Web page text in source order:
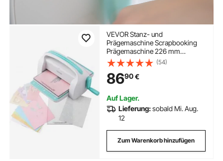
VEVOR Stanz- und
Prägemaschine Scrapbooking
Prägemaschine 226 mm
Öffnungsgröße, My Life
Handmade Starter Set, Manuelle
Prägemaschine Set DIY
Handwerk Karten, Einladungen,
Heimdekoration usw.
(54)
8690€
Auf Lager.
Lieferung:sobald Mi. Aug.
12
Zum Warenkorb hinzufügen